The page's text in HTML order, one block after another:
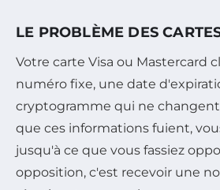
LE PROBLÈME DES
Votre carte Visa ou Mastercard
numéro fixe, une date
cryptogramme qui ne changent
que ces informations fuient,
jusqu'à ce que vous fassiez
opposition, c'est recevoir une